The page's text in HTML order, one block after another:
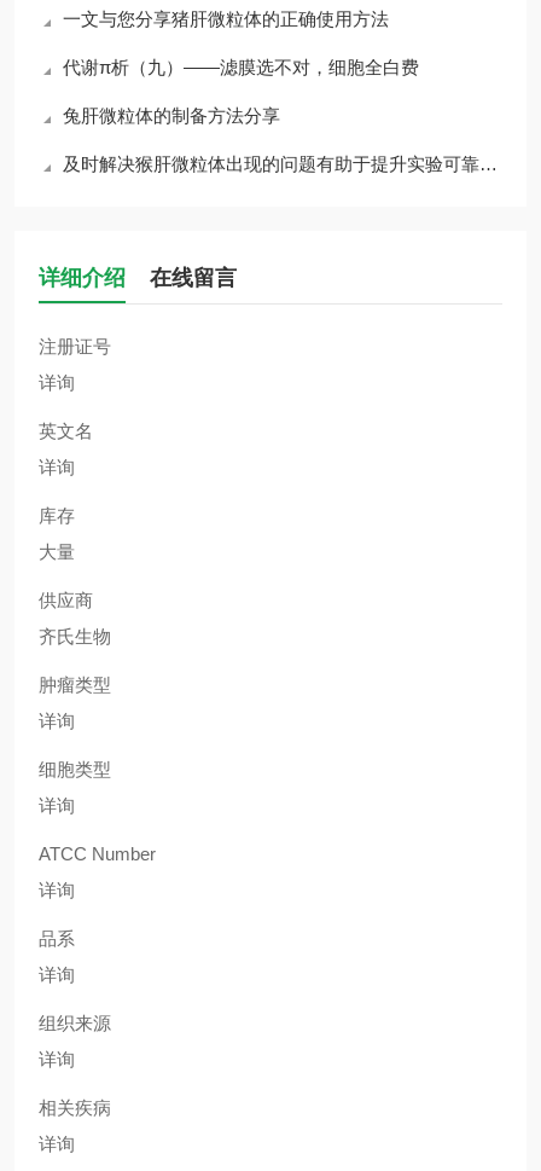
一文与您分享猪肝微粒体的正确使用方法
代谢π析（九）——滤膜选不对，细胞全白费
兔肝微粒体的制备方法分享
及时解决猴肝微粒体出现的问题有助于提升实验可靠性与重复性
详细介绍 在线留言
注册证号
详询
英文名
详询
库存
大量
供应商
齐氏生物
肿瘤类型
详询
细胞类型
详询
ATCC Number
详询
品系
详询
组织来源
详询
相关疾病
详询